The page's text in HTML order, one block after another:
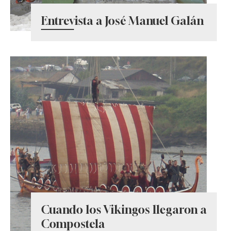
Entrevista a José Manuel Galán
Cuando los Vikingos llegaron a
Compostela